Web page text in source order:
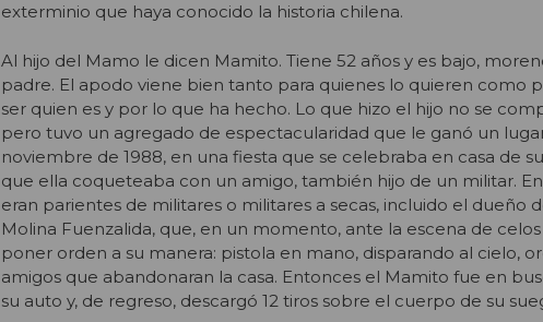
exterminio que haya conocido la historia chilena.
Al hijo del Mamo le dicen Mamito. Tiene 52 años y es bajo,
padre. El apodo viene bien tanto para quienes lo quieren como
ser quien es y por lo que ha hecho. Lo que hizo el hijo no se
pero tuvo un agregado de espectacularidad que le ganó un
noviembre de 1988, en una fiesta que se celebraba en casa de
que ella coqueteaba con un amigo, también hijo de un militar.
eran parientes de militares o militares a secas, incluido el dueño
Molina Fuenzalida, que, en un momento, ante la escena de
poner orden a su manera: pistola en mano, disparando al cielo,
amigos que abandonaran la casa. Entonces el Mamito fue en
su auto y, de regreso, descargó 12 tiros sobre el cuerpo de su